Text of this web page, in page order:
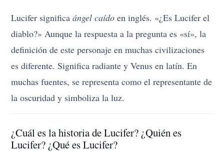
Lucifer significaángel caído en inglés. «¿Es Lucifer el
diablo?» Aunque la respuesta a la pregunta es «sí», la
definición de este personaje en muchas civilizaciones
es diferente. Significa radiante y Venus en latín. En
muchas fuentes, se representa como el representante de
la oscuridad y simboliza la luz.
¿Cuál es la historia de Lucifer? ¿Quién es
Lucifer? ¿Qué es Lucifer?